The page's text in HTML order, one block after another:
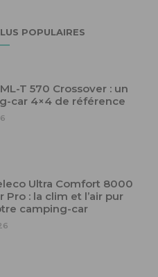
POPULAIRES
ML-T 570 Crossover : un
car 4×4 de référence
Ultra Comfort 8000
Pro : la clim et l’air pur
camping-car